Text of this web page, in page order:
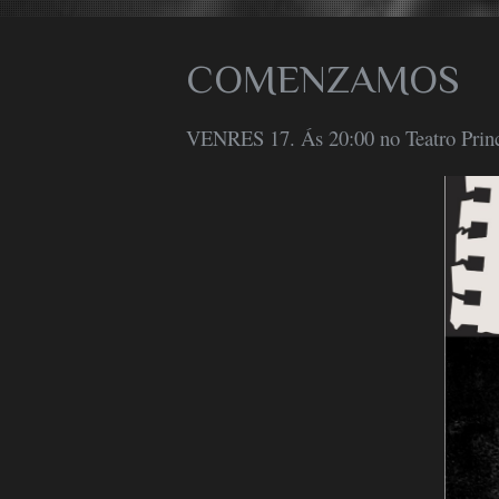
COMENZAMOS
VENRES 17. Ás 20:00 no Teatro